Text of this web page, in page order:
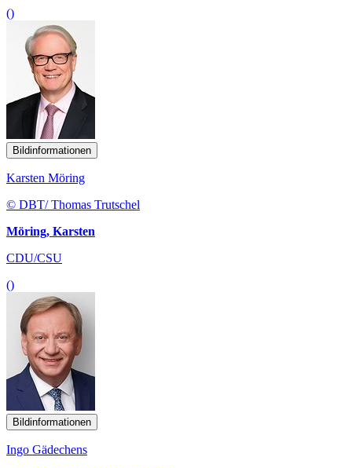
()
Bildinformationen
Karsten Möring
© DBT/ Thomas Trutschel
Möring, Karsten
CDU/CSU
()
Bildinformationen
Ingo Gädechens